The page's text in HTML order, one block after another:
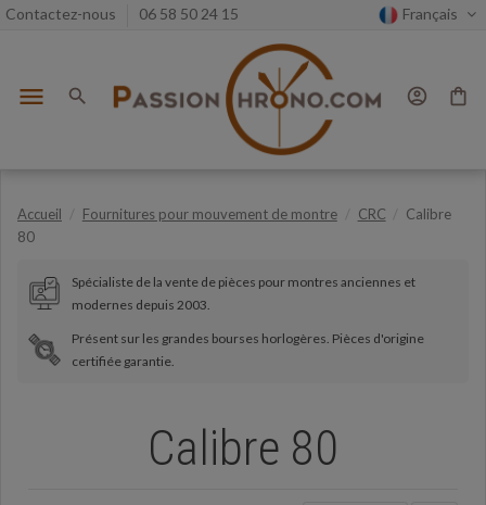
Contactez-nous 06 58 50 24 15 Français
menu search account_circle shopping_bag
Accueil Fournitures pour mouvement de montre CRC
Calibre
80
Spécialiste de la vente de pièces pour montres anciennes et
modernes depuis 2003.
Présent sur les grandes bourses horlogères. Pièces d'origine
certifiée garantie.
Calibre 80